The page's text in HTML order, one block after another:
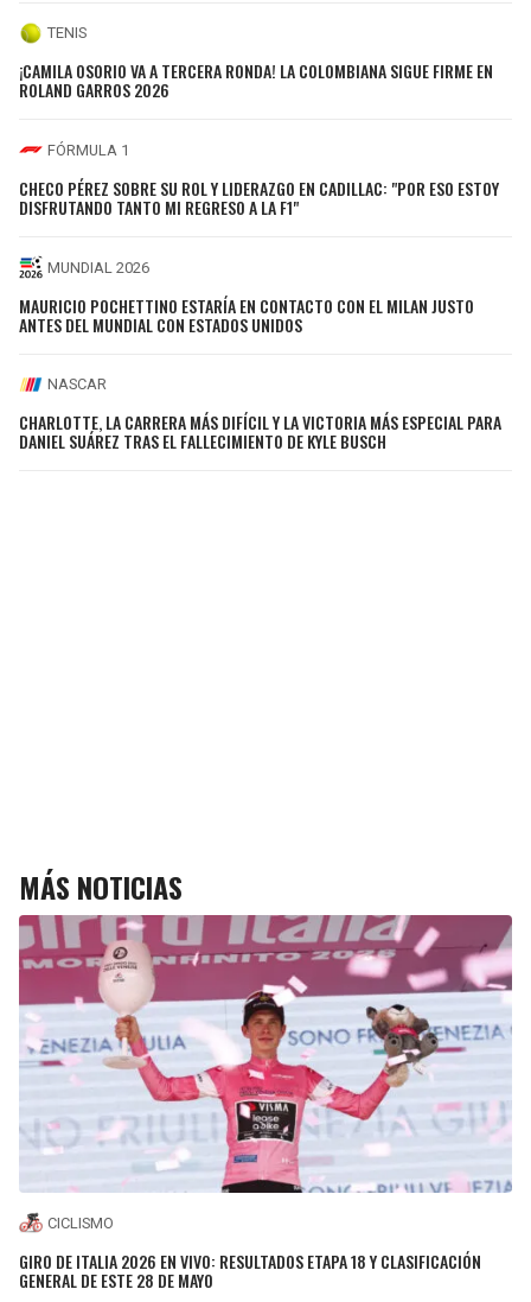
TENIS
¡CAMILA OSORIO VA A TERCERA RONDA! LA COLOMBIANA SIGUE FIRME EN
ROLAND GARROS 2026
FÓRMULA 1
CHECO PÉREZ SOBRE SU ROL Y LIDERAZGO EN CADILLAC: "POR ESO ESTOY
DISFRUTANDO TANTO MI REGRESO A LA F1"
MUNDIAL 2026
MAURICIO POCHETTINO ESTARÍA EN CONTACTO CON EL MILAN JUSTO
ANTES DEL MUNDIAL CON ESTADOS UNIDOS
NASCAR
CHARLOTTE, LA CARRERA MÁS DIFÍCIL Y LA VICTORIA MÁS ESPECIAL PARA
DANIEL SUÁREZ TRAS EL FALLECIMIENTO DE KYLE BUSCH
MÁS NOTICIAS
CICLISMO
GIRO DE ITALIA 2026 EN VIVO: RESULTADOS ETAPA 18 Y CLASIFICACIÓN
GENERAL DE ESTE 28 DE MAYO